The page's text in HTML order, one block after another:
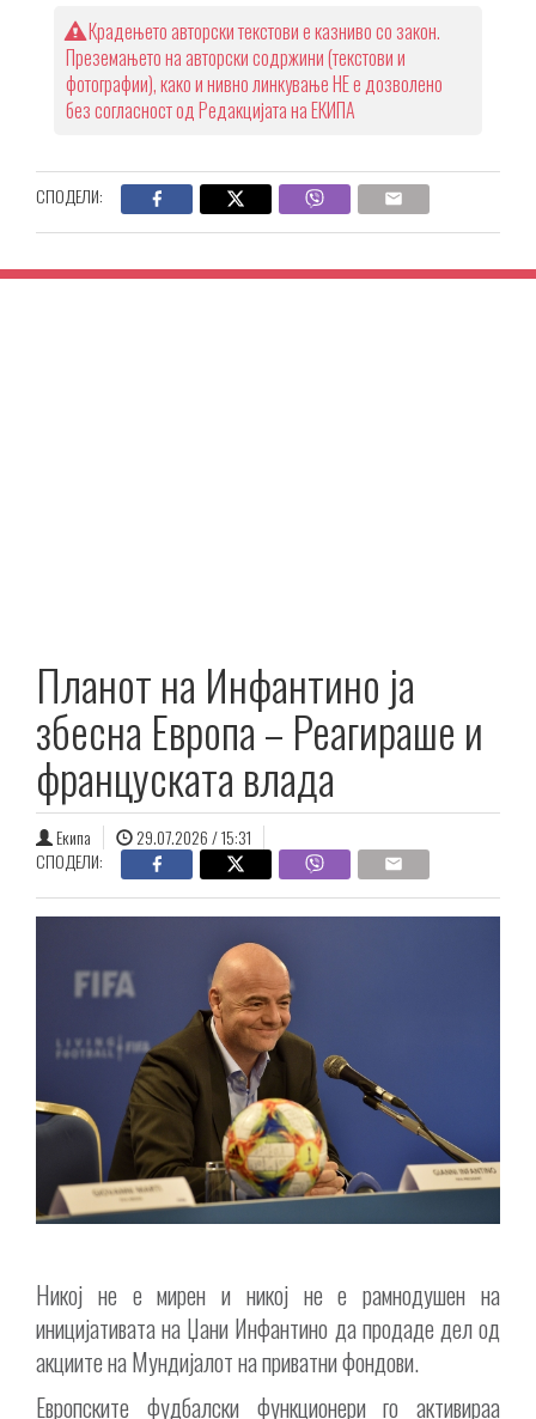
Крадењето авторски текстови е казниво со закон.
Преземањето на авторски содржини (текстови и
фотографии), како и нивно линкување НЕ е дозволено
без согласност од Редакцијата на ЕКИПА
СПОДЕЛИ:
Планот на Инфантино ја
збесна Европа – Реагираше и
француската влада
Екипа
29.07.2026 / 15:31
СПОДЕЛИ:
Никој не е мирен и никој не е рамнодушен на
иницијативата на Џани Инфантино да продаде дел од
акциите на Мундијалот на приватни фондови.
Европските фудбалски функционери го активираа